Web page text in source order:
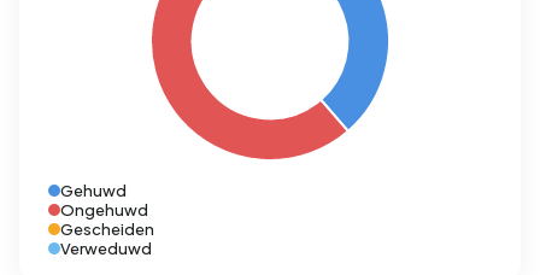
Gehuwd
Ongehuwd
Gescheiden
Verweduwd